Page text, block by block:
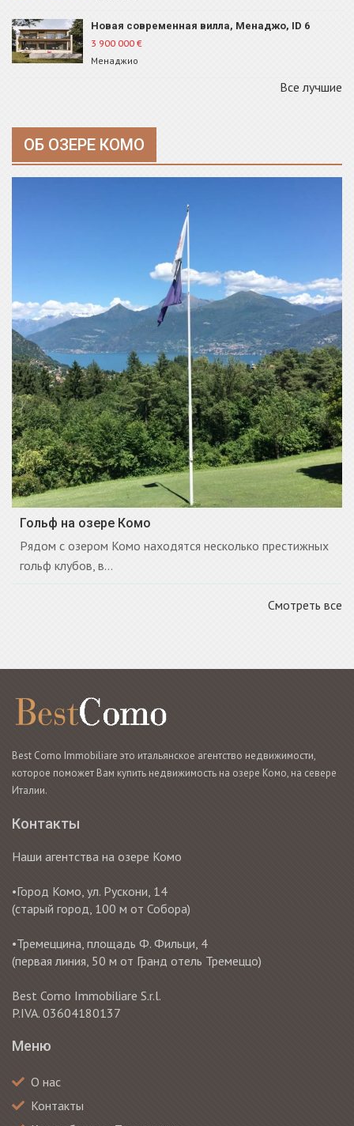
Новая современная вилла, Менаджо, ID 6
3 900 000 €
Менаджио
Все лучшие
ОБ ОЗЕРЕ КОМО
Гольф на озере Комо
Рядом с озером Комо находятся несколько престижных
гольф клубов, в...
Смотреть все
Best Como Immobiliare это итальянское агентство недвижимости,
которое поможет Вам купить недвижимость на озере Комо, на севере
Италии.
Контакты
Наши агентства на озере Комо
•Город Комо, ул. Рускони, 14
(старый город, 100 м от Собора)
•Тремеццина, площадь Ф. Фильци, 4
(первая линия, 50 м от Гранд отель Тремеццо)
Best Como Immobiliare S.r.l.
P.IVA. 03604180137
Меню
О нас
Контакты